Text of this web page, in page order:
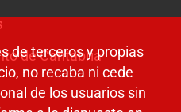
de Cantabria
de terceros y propias
no recaba ni cede
de los usuarios sin